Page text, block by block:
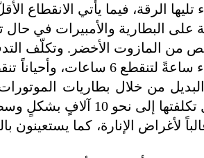
تليها الرقة، فيما يأتي الانقطاع
الأخضر. وتكلّف التدفئة
وفي محافظة درعا تأتي الكهرباء
من خلال بطاريات
وسطيٍّ، بحسب سعة البطارية.
لأغراض الإنارة، كما يستعينون